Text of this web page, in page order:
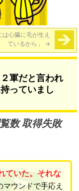
は心臓に毛が生え
ているから」 →
軍だと言われ
っていまし
数 取得失敗
ていた。それな
マウンドで手応え